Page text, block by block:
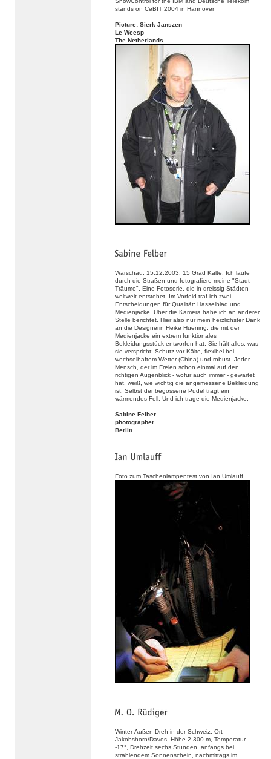
stands on CeBIT 2004 in Hannover
Picture: Sierk Janszen
Le Weesp
The Netherlands
Warschau, 15.12.2003. 15 Grad Kälte. Ich laufe
durch die Straßen und fotografiere meine "Stadt
Träume". Eine Fotoserie, die in dreissig Städten
weltweit entstehet. Im Vorfeld traf ich zwei
Entscheidungen für Qualität: Hasselblad und
Medienjacke. Über die Kamera habe ich an anderer
Stelle berichtet. Hier also nur mein herzlichster Dank
an die Designerin Heike Huening, die mit der
Medienjacke ein extrem funktionales
Bekleidungsstück entworfen hat. Sie hält alles, was
sie verspricht: Schutz vor Kälte, flexibel bei
wechselhaftem Wetter (China) und robust. Jeder
Mensch, der im Freien schon einmal auf den
richtigen Augenblick - wofür auch immer - gewartet
hat, weiß, wie wichtig die angemessene Bekleidung
ist. Selbst der begossene Pudel trägt ein
wärmendes Fell. Und ich trage die Medienjacke.
Sabine Felber
photographer
Berlin
Foto zum Taschenlampentest von Ian Umlauff
Winter-Außen-Dreh in der Schweiz. Ort
Jakobshorn/Davos, Höhe 2.300 m, Temperatur
-17°, Drehzeit sechs Stunden, anfangs bei
strahlendem Sonnenschein, nachmittags im